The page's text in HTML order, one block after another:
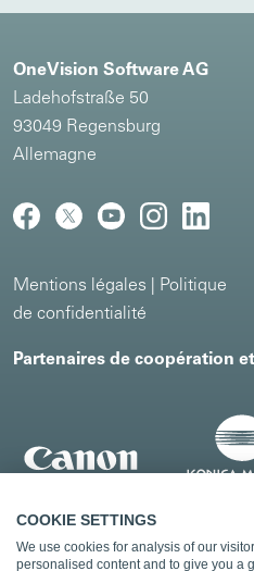
OneVision Software AG
Ladehofstraße 50
93049 Regensburg
Allemagne
Mentions légales
Politique
de confidentialité
Partenaires de coopération
COOKIE SETTINGS
We use cookies for analysis of our
personalised content and to give you a